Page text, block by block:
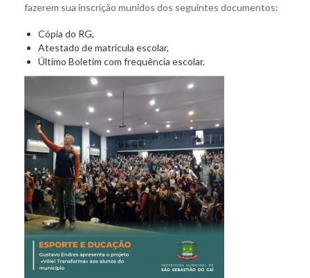
fazerem sua inscrição munidos dos seguintes documentos:
Cópia do RG,
Atestado de matrícula escolar,
Último Boletim com frequência escolar.